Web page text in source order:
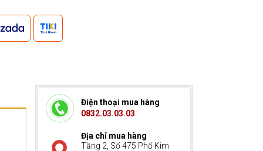
Điện thoại mua hàng
0832.03.03.03
Địa chỉ mua hàng
Tầng 2, Số 475 Phố Kim